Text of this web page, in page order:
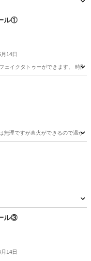
ル①
月14日
ェイクタトゥーができます。 時
無理ですが直火ができるので温か
ル③
月14日